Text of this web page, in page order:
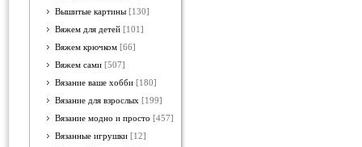
Вышитые картины [130]
Вяжем для детей [101]
Вяжем крючком [66]
Вяжем сами [507]
Вязание ваше хобби [180]
Вязание для взрослых [199]
Вязание модно и просто [457]
Вязанные игрушки [12]